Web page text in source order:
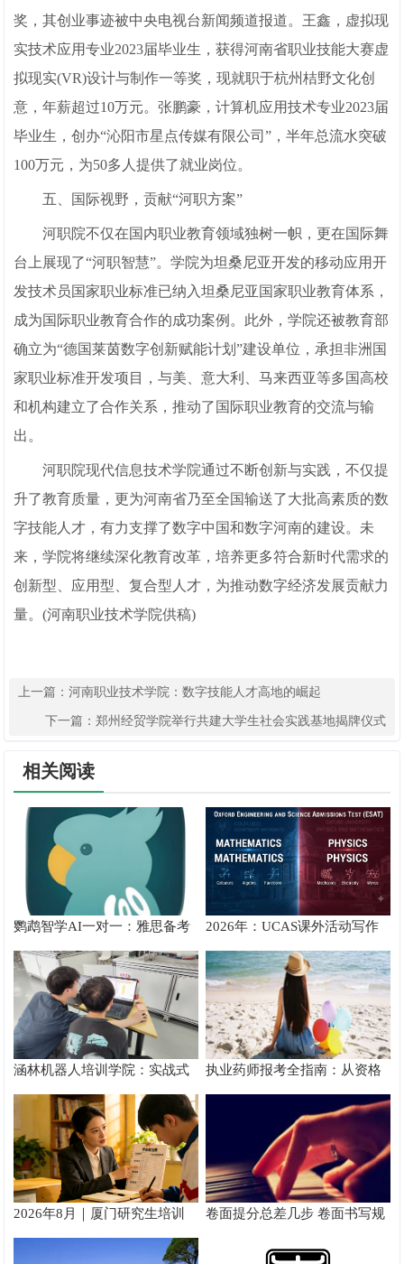
奖，其创业事迹被中央电视台新闻频道报道。王鑫，虚拟现
实技术应用专业2023届毕业生，获得河南省职业技能大赛虚
拟现实(VR)设计与制作一等奖，现就职于杭州桔野文化创
意，年薪超过10万元。张鹏豪，计算机应用技术专业2023届
毕业生，创办“沁阳市星点传媒有限公司”，半年总流水突破
100万元，为50多人提供了就业岗位。
五、国际视野，贡献“河职方案”
河职院不仅在国内职业教育领域独树一帜，更在国际舞
台上展现了“河职智慧”。学院为坦桑尼亚开发的移动应用开
发技术员国家职业标准已纳入坦桑尼亚国家职业教育体系，
成为国际职业教育合作的成功案例。此外，学院还被教育部
确立为“德国莱茵数字创新赋能计划”建设单位，承担非洲国
家职业标准开发项目，与美、意大利、马来西亚等多国高校
和机构建立了合作关系，推动了国际职业教育的交流与输
出。
河职院现代信息技术学院通过不断创新与实践，不仅提
升了教育质量，更为河南省乃至全国输送了大批高素质的数
字技能人才，有力支撑了数字中国和数字河南的建设。未
来，学院将继续深化教育改革，培养更多符合新时代需求的
创新型、应用型、复合型人才，为推动数字经济发展贡献力
量。(河南职业技术学院供稿)
上一篇：河南职业技术学院：数字技能人才高地的崛起
下一篇： 郑州经贸学院举行共建大学生社会实践基地揭牌仪式
相关阅读
鹦鹉智学AI一对一：雅思备考
真实提分测评
2026年：UCAS课外活动写作
攻略
涵林机器人培训学院：实战式
教学如何炼成
执业药师报考全指南：从资格
核验到备考落地完整手册
2026年8月｜厦门研究生培训
推荐
卷面提分总差几步 卷面书写规